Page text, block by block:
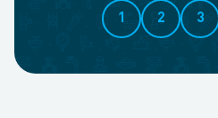
1 2 3